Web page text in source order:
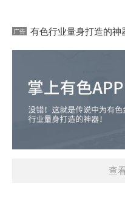
有色行业量身打造的
查